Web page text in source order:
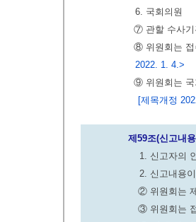
6. 국회의원
⑦ 관할 수사기
⑧ 위원회는 접
2022. 1. 4.>
⑨ 위원회는 국
[제목개정
제59조(신고내
1. 신고자의
2. 신고내용
② 위원회는
③ 위원회는